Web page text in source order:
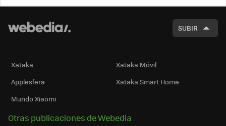
SUBIR
Xataka
Xataka Móvil
Applesfera
Xataka Smart Home
Mundo Xiaomi
Otras publicaciones de Webedia